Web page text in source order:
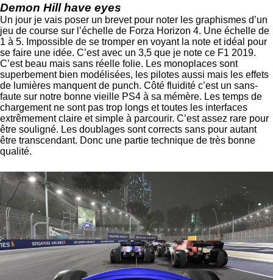
Demon Hill have eyes
Un jour je vais poser un brevet pour noter les graphismes d’un
jeu de course sur l’échelle de Forza Horizon 4. Une échelle de
1 à 5. Impossible de se tromper en voyant la note et idéal pour
se faire une idée. C’est avec un 3,5 que je note ce F1 2019.
C’est beau mais sans réelle folie. Les monoplaces sont
superbement bien modélisées, les pilotes aussi mais les effets
de lumières manquent de punch. Côté fluidité c’est un sans-
faute sur notre bonne vieille PS4 à sa mémère. Les temps de
chargement ne sont pas trop longs et toutes les interfaces
extrêmement claire et simple à parcourir. C’est assez rare pour
être souligné. Les doublages sont corrects sans pour autant
être transcendant. Donc une partie technique de très bonne
qualité.